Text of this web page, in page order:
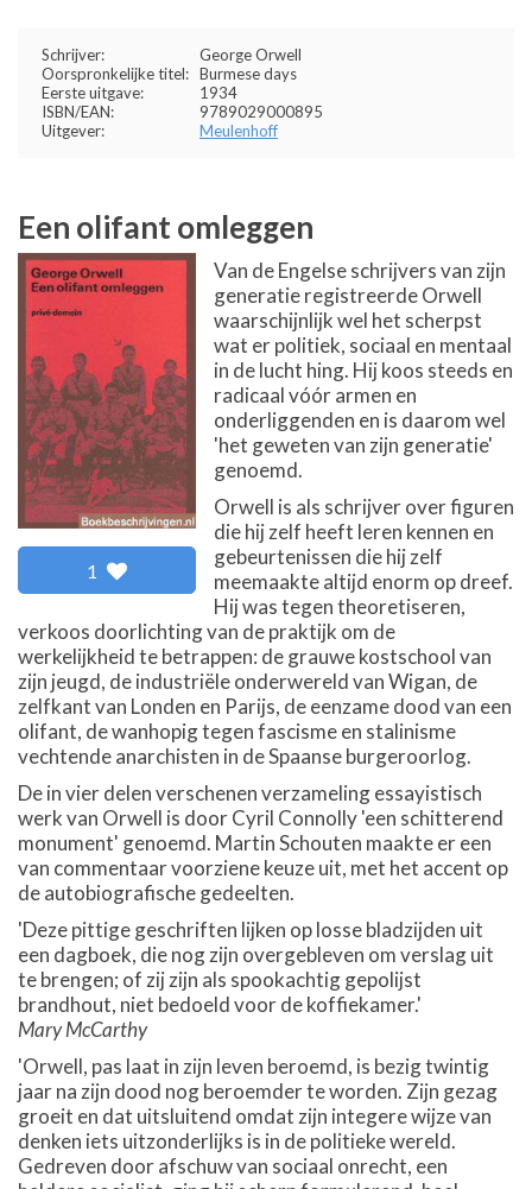
Schrijver:
George Orwell
Oorspronkelijke titel: Burmese days
Eerste uitgave:
1934
ISBN/EAN:
9789029000895
Uitgever:
Meulenhoff
Een olifant omleggen
1
Van de Engelse schrijvers van zijn
generatie registreerde Orwell
waarschijnlijk wel het scherpst
wat er politiek, sociaal en mentaal
in de lucht hing. Hij koos steeds en
radicaal vóór armen en
onderliggenden en is daarom wel
'het geweten van zijn generatie'
genoemd.
Orwell is als schrijver over figuren
die hij zelf heeft leren kennen en
gebeurtenissen die hij zelf
meemaakte altijd enorm op dreef.
Hij was tegen theoretiseren,
verkoos doorlichting van de praktijk om de
werkelijkheid te betrappen: de grauwe kostschool van
zijn jeugd, de industriële onderwereld van Wigan, de
zelfkant van Londen en Parijs, de eenzame dood van een
olifant, de wanhopig tegen fascisme en stalinisme
vechtende anarchisten in de Spaanse burgeroorlog.
De in vier delen verschenen verzameling essayistisch
werk van Orwell is door Cyril Connolly 'een schitterend
monument' genoemd. Martin Schouten maakte er een
van commentaar voorziene keuze uit, met het accent op
de autobiografische gedeelten.
'Deze pittige geschriften lijken op losse bladzijden uit
een dagboek, die nog zijn overgebleven om verslag uit
te brengen; of zij zijn als spookachtig gepolijst
brandhout, niet bedoeld voor de koffiekamer.'
Mary McCarthy
'Orwell, pas laat in zijn leven beroemd, is bezig twintig
jaar na zijn dood nog beroemder te worden. Zijn gezag
groeit en dat uitsluitend omdat zijn integere wijze van
denken iets uitzonderlijks is in de politieke wereld.
Gedreven door afschuw van sociaal onrecht, een